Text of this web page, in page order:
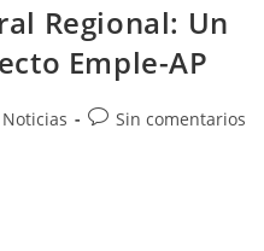
Regional: Un
Emple-AP
Noticias Sin comentarios